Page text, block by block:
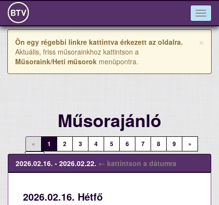
×
Ön egy régebbi linkre kattintva érkezett az oldalra.
Aktuális, friss műsorainkhoz kattintson a
Műsoraink/Heti műsorok menüpontra.
Műsorajánló
« 1 2 3 4 5 6 7 8 9
»
2026.02.16. - 2026.02.22. ← kattintson a dátumra
2026.02.16. Hétfő